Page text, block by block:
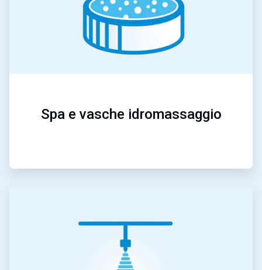
Spa e vasche idromassaggio
5